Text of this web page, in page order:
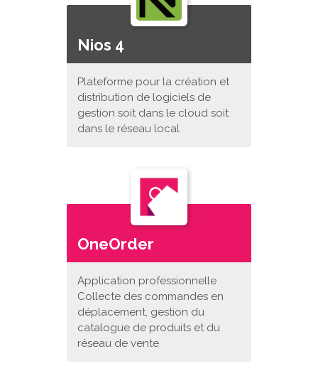
Nios 4
Plateforme pour la création et
distribution de logiciels de
gestion soit dans le cloud soit
dans le réseau local
OneOrder
Application professionnelle
Collecte des commandes en
déplacement, gestion du
catalogue de produits et du
réseau de vente